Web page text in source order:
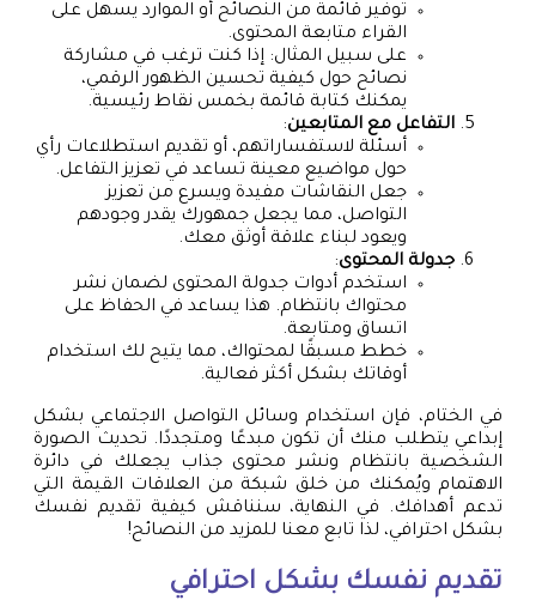
توفير قائمة من النصائح أو الموارد يسهل على
القراء متابعة المحتوى.
على سبيل المثال: إذا كنت ترغب في مشاركة
نصائح حول كيفية تحسين الظهور الرقمي،
يمكنك كتابة قائمة بخمس نقاط رئيسية.
التفاعل مع المتابعين:
أسئلة لاستفساراتهم، أو تقديم استطلاعات رأي
حول مواضيع معينة تساعد في تعزيز التفاعل.
جعل النقاشات مفيدة ويسرع من تعزيز
التواصل، مما يجعل جمهورك يقدر وجودهم
ويعود لبناء علاقة أوثق معك.
جدولة المحتوى:
استخدم أدوات جدولة المحتوى لضمان نشر
محتواك بانتظام. هذا يساعد في الحفاظ على
اتساق ومتابعة.
خطط مسبقًا لمحتواك، مما يتيح لك استخدام
أوقاتك بشكل أكثر فعالية.
في الختام، فإن استخدام وسائل التواصل الاجتماعي بشكل
إبداعي يتطلب منك أن تكون مبدعًا ومتجددًا. تحديث الصورة
الشخصية بانتظام ونشر محتوى جذاب يجعلك في دائرة
الاهتمام ويُمكنك من خلق شبكة من العلاقات القيمة التي
تدعم أهدافك. في النهاية، سنناقش كيفية تقديم نفسك
بشكل احترافي، لذا تابع معنا للمزيد من النصائح!
تقديم نفسك بشكل احترافي